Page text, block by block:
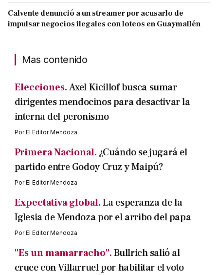
Calvente denunció a un streamer por acusarlo de
impulsar negocios ilegales con loteos en Guaymallén
Mas contenido
Elecciones.Axel Kicillof busca sumar
dirigentes mendocinos para desactivar la
interna del peronismo
PorEl Editor Mendoza
Primera Nacional. ¿Cuándo se jugará el
partido entre Godoy Cruz y Maipú?
PorEl Editor Mendoza
Expectativa global.La esperanza de la
Iglesia de Mendoza por el arribo del papa
PorEl Editor Mendoza
"Es un mamarracho".Bullrich salió al
cruce con Villarruel por habilitar el voto